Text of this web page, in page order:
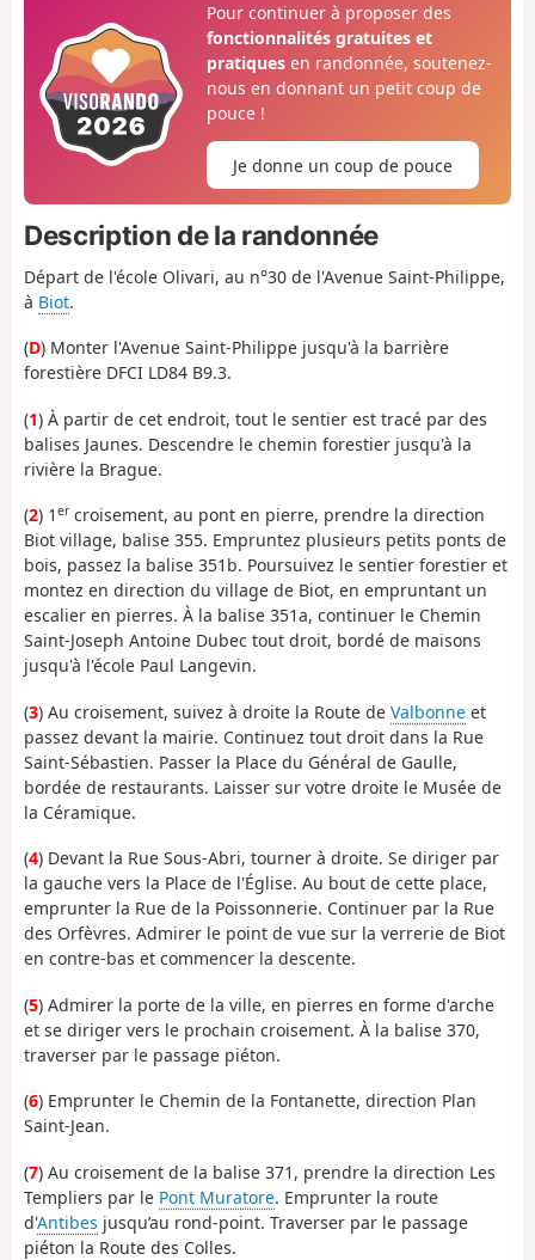
Pour continuer à proposer des
fonctionnalités gratuites et
pratiquesen randonnée, soutenez-
nous en donnant un petit coup de
pouce !
Je donne un coup de pouce
Description de la randonnée
Départ de l'école Olivari, au n°30 de l'Avenue Saint-Philippe,
à Biot.
(D) Monter l'Avenue Saint-Philippe jusqu'à la barrière
forestière DFCI LD84 B9.3.
(1) À partir de cet endroit, tout le sentier est tracé par des
balises Jaunes. Descendre le chemin forestier jusqu'à la
rivière la Brague.
(2) 1 er croisement, au pont en pierre, prendre la direction
Biot village, balise 355. Empruntez plusieurs petits ponts de
bois, passez la balise 351b. Poursuivez le sentier forestier et
montez en direction du village de Biot, en empruntant un
escalier en pierres. À la balise 351a, continuer le Chemin
Saint-Joseph Antoine Dubec tout droit, bordé de maisons
jusqu'à l'école Paul Langevin.
(3) Au croisement, suivez à droite la Route de Valbonne et
passez devant la mairie. Continuez tout droit dans la Rue
Saint-Sébastien. Passer la Place du Général de Gaulle,
bordée de restaurants. Laisser sur votre droite le Musée de
la Céramique.
(4) Devant la Rue Sous-Abri, tourner à droite. Se diriger par
la gauche vers la Place de l'Église. Au bout de cette place,
emprunter la Rue de la Poissonnerie. Continuer par la Rue
des Orfèvres. Admirer le point de vue sur la verrerie de Biot
en contre-bas et commencer la descente.
(5) Admirer la porte de la ville, en pierres en forme d'arche
et se diriger vers le prochain croisement. À la balise 370,
traverser par le passage piéton.
(6) Emprunter le Chemin de la Fontanette, direction Plan
Saint-Jean.
(7) Au croisement de la balise 371, prendre la direction Les
Templiers par le Pont Muratore. Emprunter la route
d'Antibes jusqu’au rond-point. Traverser par le passage
piéton la Route des Colles.